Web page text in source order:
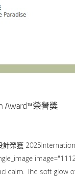
Award™榮譽獎
榮獲
The soft